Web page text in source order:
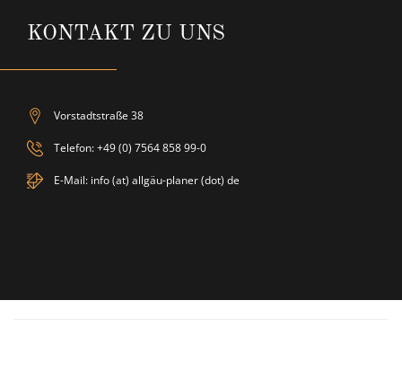
KONTAKT ZU UNS
Vorstadtstraße 38
Telefon: +49 (0) 7564 858 99-0
E-Mail: info (at) allgäu-planer (dot) de